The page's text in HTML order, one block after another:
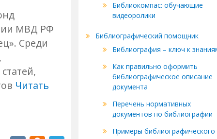
МВД РФ
Среди
Читать
Библиокомпас: обучающие
видеоролики
Библиографический помощник
Библиография – ключ к
Как правильно оформить
библиографическое описание
документа
Перечень нормативных
документов по библиографии
Примеры библиографического